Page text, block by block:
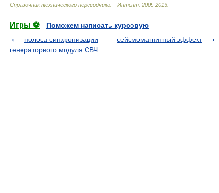
Справочник технического переводчика. – Интент 2009-2013
Игры ⚽
Поможем написать курсовую
полоса синхронизации
генераторного модуля СВЧ
сейсмомагнитный эффект